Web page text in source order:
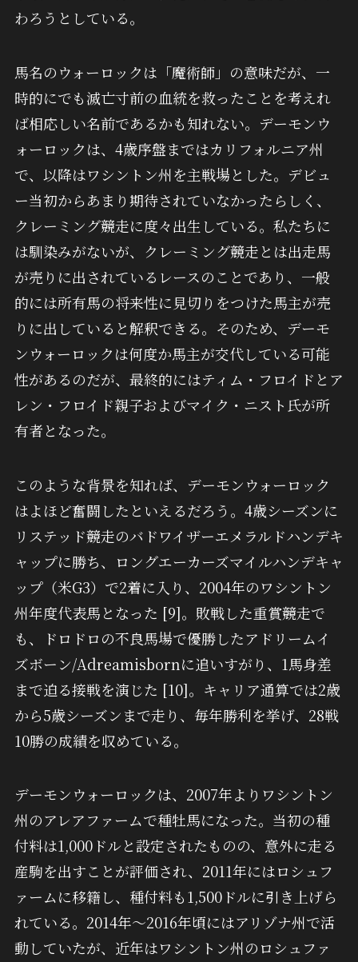
わろうとしている。
馬名のウォーロックは「魔術師」の意味だが、一
時的にでも滅亡寸前の血統を救ったことを考えれ
ば相応しい名前であるかも知れない。デーモンウ
ォーロックは、4歳序盤まではカリフォルニア州
で、以降はワシントン州を主戦場とした。デビュ
ー当初からあまり期待されていなかったらしく、
クレーミング競走に度々出生している。私たちに
は馴染みがないが、クレーミング競走とは出走馬
が売りに出されているレースのことであり、一般
的には所有馬の将来性に見切りをつけた馬主が売
りに出していると解釈できる。そのため、デーモ
ンウォーロックは何度か馬主が交代している可能
性があるのだが、最終的にはティム・フロイドとア
レン・フロイド親子およびマイク・ニスト氏が所
有者となった。
このような背景を知れば、デーモンウォーロック
はよほど奮闘したといえるだろう。4歳シーズンに
リステッド競走のバドワイザーエメラルドハンデキ
ャップに勝ち、ロングエーカーズマイルハンデキャ
ップ（米G3）で2着に入り、2004年のワシントン
州年度代表馬となった [9]。敗戦した重賞競走で
も、ドロドロの不良馬場で優勝したアドリームイ
ズボーン/Adreamisbornに追いすがり、1馬身差
まで迫る接戦を演じた [10]。キャリア通算では2歳
から5歳シーズンまで走り、毎年勝利を挙げ、28戦
10勝の成績を収めている。
デーモンウォーロックは、2007年よりワシントン
州のアレアファームで種牡馬になった。当初の種
付料は1,000ドルと設定されたものの、意外に走る
産駒を出すことが評価され、2011年にはロシュフ
ァームに移籍し、種付料も1,500ドルに引き上げら
れている。2014年～2016年頃にはアリゾナ州で活
動していたが、近年はワシントン州のロシュファ